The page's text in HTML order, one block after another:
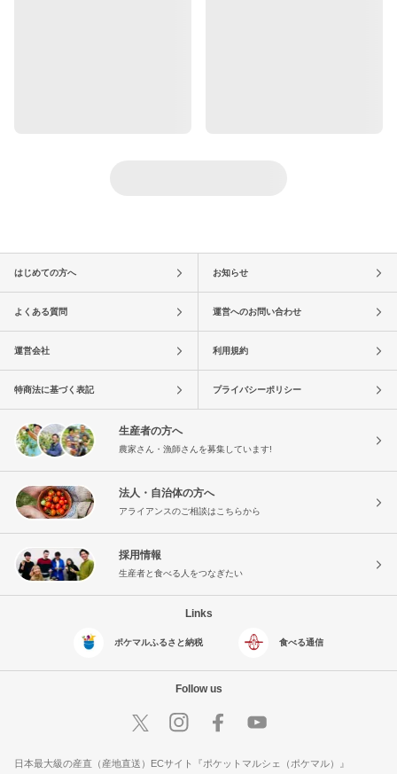
はじめての方へ お知らせ
よくある質問 運営へのお問い合わせ
運営会社 利用規約
特商法に基づく表記 プライバシーポリシー
生産者の方へ
農家さん・漁師さんを募集しています!
法人・自治体の方へ
アライアンスのご相談はこちらから
採用情報
生産者と食べる人をつなぎたい
Links
ポケマルふるさと納税 食べる通信
Follow us
日本最大級の産直（産地直送）ECサイト『ポケットマルシェ（ポケマル）』